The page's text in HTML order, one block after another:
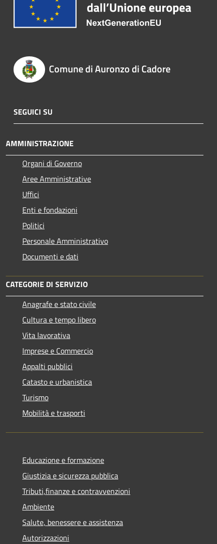
Comune di Auronzo di Cadore
SEGUICI SU
AMMINISTRAZIONE
Organi di Governo
Aree Amministrative
Uffici
Enti e fondazioni
Politici
Personale Amministrativo
Documenti e dati
CATEGORIE DI SERVIZIO
Anagrafe e stato civile
Cultura e tempo libero
Vita lavorativa
Imprese e Commercio
Appalti pubblici
Catasto e urbanistica
Turismo
Mobilità e trasporti
Educazione e formazione
Giustizia e sicurezza pubblica
Tributi,finanze e contravvenzioni
Ambiente
Salute, benessere e assistenza
Autorizzazioni